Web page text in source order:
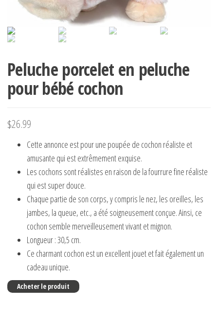
Peluche porcelet en peluche
pour bébé cochon
$26.99
Cette annonce est pour une poupée de cochon réaliste et
amusante qui est extrêmement exquise.
Les cochons sont réalistes en raison de la fourrure fine réaliste
qui est super douce.
Chaque partie de son corps, y compris le nez, les oreilles, les
jambes, la queue, etc., a été soigneusement conçue. Ainsi, ce
cochon semble merveilleusement vivant et mignon.
Longueur : 30,5 cm.
Ce charmant cochon est un excellent jouet et fait également un
cadeau unique.
Acheter le produit